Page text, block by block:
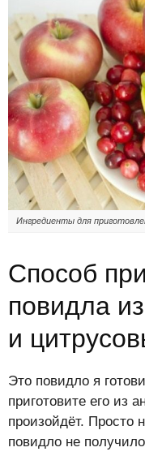
Ингредиенты для
Способ
повидла
и
Это повидло я
приготовите его из
произойдёт. Просто
повидло не